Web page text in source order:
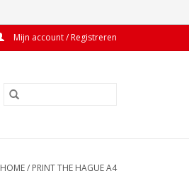
Mijn account / Registreren
HOME/ PRINT THE HAGUE A4